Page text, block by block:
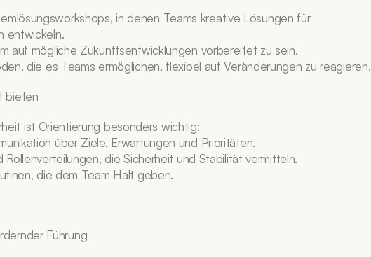
in denen Teams kreative Lösungen für
entwickeln.
auf mögliche Zukunftsentwicklungen vorbereitet zu sein.
die es Teams ermöglichen, flexibel auf Veränderungen zu reagieren.
bieten
ist Orientierung besonders wichtig:
über Ziele, Erwartungen und Prioritäten.
Rollenverteilungen, die Sicherheit und Stabilität vermitteln.
die dem Team Halt geben.
Führung